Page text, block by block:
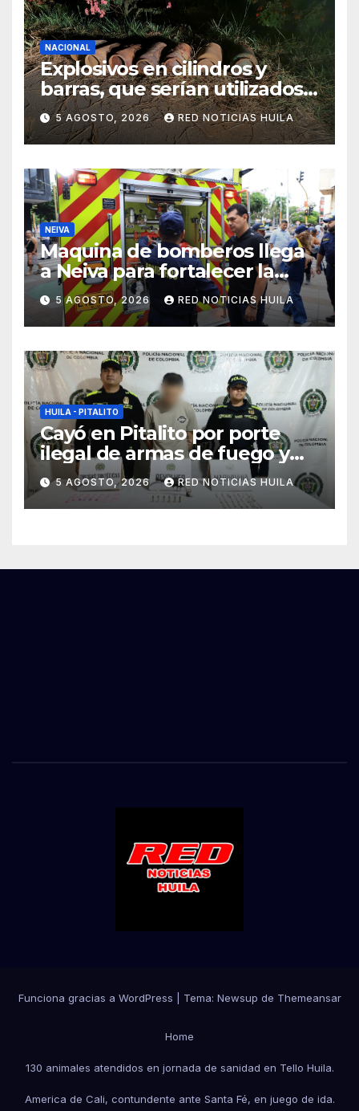
NACIONAL
Explosivos en cilindros y
barras, que serían utilizados
en Cali, fueron incautados
por la Policía
5 AGOSTO, 2026 RED NOTICIAS HUILA
NEIVA
Maquina de bomberos llega
a Neiva para fortalecer la
asistencia en las
emergencias ocasionadas
por el fenómeno del niño
5 AGOSTO, 2026 RED NOTICIAS HUILA
HUILA - PITALITO
Cayó en Pitalito por porte
ilegal de armas de fuego y
tráfico de estupefacientes
5 AGOSTO, 2026 RED NOTICIAS HUILA
Funciona gracias a WordPress Tema: Newsup de Themeansar
Home
130 animales atendidos en jornada de sanidad en Tello Huila.
America de Cali, contundente ante Santa Fé, en juego de ida.